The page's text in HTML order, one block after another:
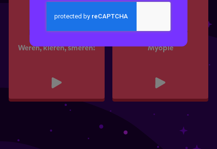
Weren, kleren, smeren! Myopie